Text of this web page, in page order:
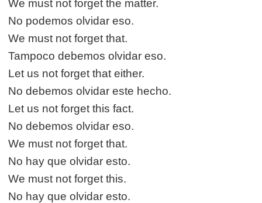
We must not forget the matter.
No podemos olvidar eso.
We must not forget that.
Tampoco debemos olvidar eso.
Let us not forget that either.
No debemos olvidar este hecho.
Let us not forget this fact.
No debemos olvidar eso.
We must not forget that.
No hay que olvidar esto.
We must not forget this.
No hay que olvidar esto.